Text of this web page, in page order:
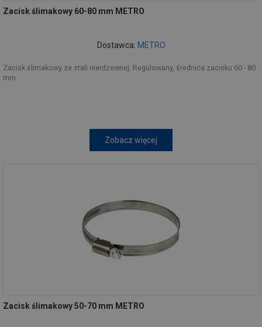
Zacisk ślimakowy 60-80 mm METRO
Dostawca: METRO
Zacisk ślimakowy ze stali nierdzewnej. Regulowany, średnica zacisku 60 - 80
mm.
Zobacz więcej
Zacisk ślimakowy 50-70 mm METRO